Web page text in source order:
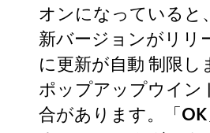
オンになっていると
新バージョンがリリ
に更新が自動 制限し
ポップアップウイン
合があります。「